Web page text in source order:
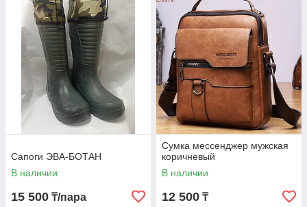
Сапоги ЭВА-БОТАН
В наличии
15 500 ₸/пара
Сумка мессенджер мужская
коричневый
В наличии
12 500 ₸